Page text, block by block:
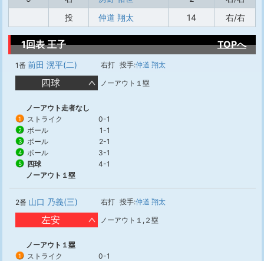
投
仲道 翔太 14 右/右
1回表 王子 TOPへ
1番 前田 滉平(二) 右打 投手:仲道 翔太
四球 ノーアウト１塁
ノーアウト走者なし
1 ストライク 0-1
2 ボール 1-1
3 ボール 2-1
4 ボール 3-1
5 四球
4-1
ノーアウト１塁
2番 山口 乃義(三) 右打 投手:仲道 翔太
左安 ノーアウト１,２塁
ノーアウト１塁
1 ストライク 0-1